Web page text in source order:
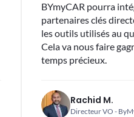
BYmyCAR pourra
partenaires clés
les outils utilisés au
Cela va nous faire
temps précieux.
Rachid M.
Directeur VO -